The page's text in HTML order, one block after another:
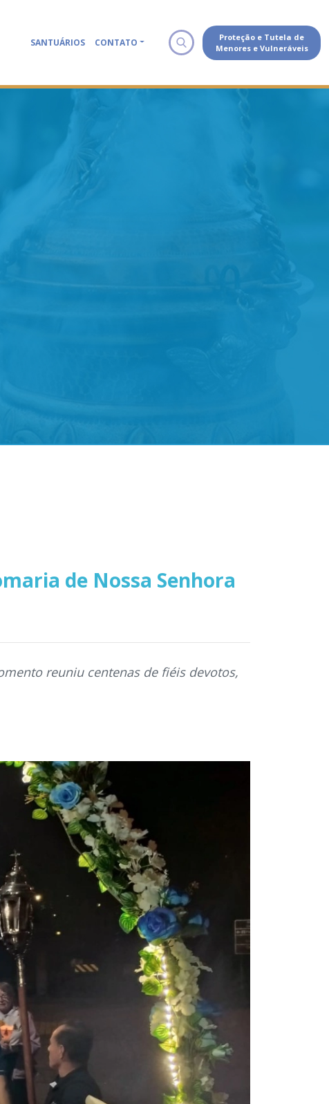
SANTUÁRIOS CONTATO
Proteção e Tutela de
Menores e Vulneráveis
de Nossa Senhora
reuniu centenas de fiéis devotos,